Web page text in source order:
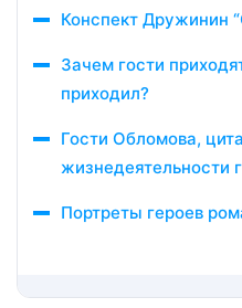
Конспект Дружинин
Зачем гости
приходил?
Гости Обломова,
жизнедеятельности
Портреты героев